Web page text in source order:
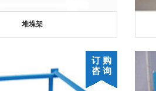
堆垛架
订 购
咨 询